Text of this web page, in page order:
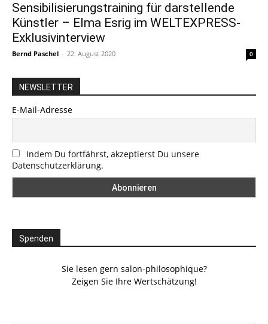
Sensibilisierungstraining für darstellende
Künstler – Elma Esrig im WELTEXPRESS-
Exklusivinterview
Bernd Paschel - 22. August 2020 0
NEWSLETTER
E-Mail-Adresse
Indem Du fortfährst, akzeptierst Du unsere
Datenschutzerklärung.
Spenden
Sie lesen gern salon-philosophique?
Zeigen Sie Ihre Wertschätzung!